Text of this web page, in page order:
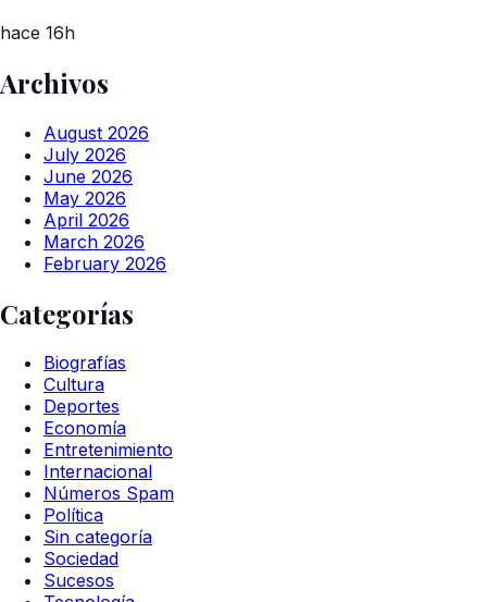
hace 16h
Archivos
August 2026
July 2026
June 2026
May 2026
April 2026
March 2026
February 2026
Categorías
Biografías
Cultura
Deportes
Economía
Entretenimiento
Internacional
Números Spam
Política
Sin categoría
Sociedad
Sucesos